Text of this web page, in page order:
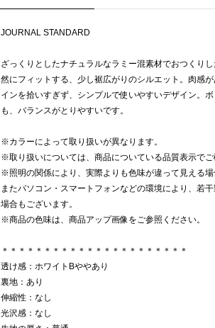
JOURNAL STANDARD
ざっくりとしたナチュラルなラミー混素材でおつくり
然にフィットする、少し裾広がりのシルエット。肉感
インを拾いすぎず、シンプルで使いやすいデザイン。
も、バランスがとりやすいです。
※カラーによって取り扱いが異なります。
※取り扱いについては、商品についている品質表示でご
※照明の関係により、実際よりも色味が違って見える場
またパソコン・スマートフォンなどの環境により、若
場合もございます。
※商品の色味は、商品アップ画像をご参照ください。
＊＊＊＊＊＊＊＊＊＊＊＊＊＊＊＊＊＊＊＊＊＊
透け感：ホワイトBややあり
裏地：あり
伸縮性：なし
光沢感：なし